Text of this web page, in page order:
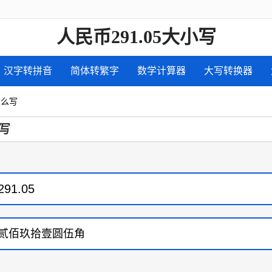
人民币291.05大小写
汉字转拼音 简体转繁字 数学计算器 大写转换器
写